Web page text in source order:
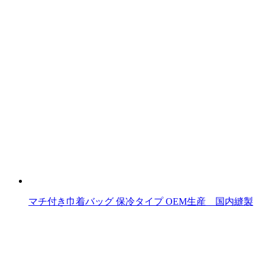
マチ付き巾着バッグ 保冷タイプ OEM生産 国内縫製